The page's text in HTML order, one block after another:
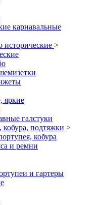
карнавальные
исторические >
яркие
галстуки
подтяжки >
кобура
и ремни
и гартеры